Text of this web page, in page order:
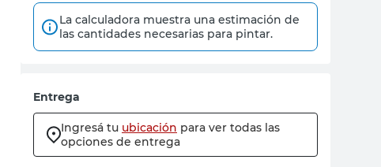
La calculadora muestra una estimación de
las cantidades necesarias para pintar.
Entrega
Ingresá tu ubicación para ver todas las
opciones de entrega